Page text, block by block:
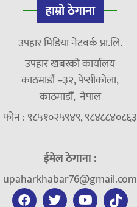
हाम्रो ठेगाना
उपहार मिडिया नेटवर्क प्रा.लि.
उपहार खबरको कार्यालय
काठमाडौं –३२, पेप्सीकोला,
काठमाडौँ, नेपाल
फोन : ९८५१०२५९४९, ९८४८८४०८६३
ईमेल ठेगाना :
upaharkhabar76@gmail.com